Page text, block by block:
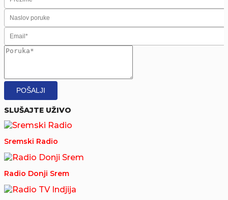
SLUŠAJTE UŽIVO
Sremski Radio
Radio Donji Srem